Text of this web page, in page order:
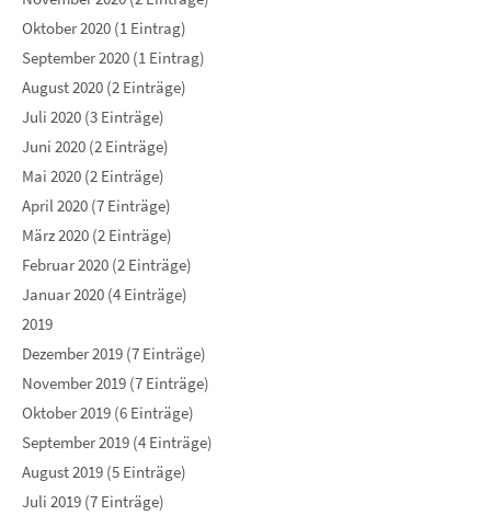
Oktober 2020 (1 Eintrag)
September 2020 (1 Eintrag)
August 2020 (2 Einträge)
Juli 2020 (3 Einträge)
Juni 2020 (2 Einträge)
Mai 2020 (2 Einträge)
April 2020 (7 Einträge)
März 2020 (2 Einträge)
Februar 2020 (2 Einträge)
Januar 2020 (4 Einträge)
2019
Dezember 2019 (7 Einträge)
November 2019 (7 Einträge)
Oktober 2019 (6 Einträge)
September 2019 (4 Einträge)
August 2019 (5 Einträge)
Juli 2019 (7 Einträge)